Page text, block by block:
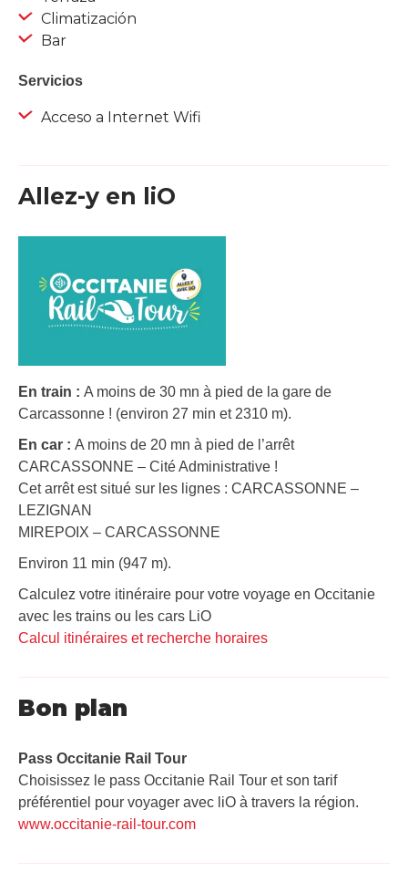
Climatización
Bar
Servicios
Acceso a Internet Wifi
Allez-y en liO
En train : A moins de 30 mn à pied de la gare de
Carcassonne ! (environ 27 min et 2310 m).
En car : A moins de 20 mn à pied de l’arrêt
CARCASSONNE – Cité Administrative !
Cet arrêt est situé sur les lignes : CARCASSONNE –
LEZIGNAN
MIREPOIX – CARCASSONNE
Environ 11 min (947 m).
Calculez votre itinéraire pour votre voyage en Occitanie
avec les trains ou les cars LiO
Calcul itinéraires et recherche horaires
Bon plan
Pass Occitanie Rail Tour​
Choisissez le pass Occitanie Rail Tour et son tarif
préférentiel pour voyager avec liO à travers la région.
www.occitanie-rail-tour.com